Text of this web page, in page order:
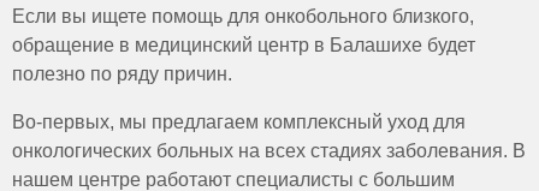
Если вы ищете помощь для онкобольного близкого,
обращение в медицинский центр в Балашихе будет
полезно по ряду причин.
Во-первых, мы предлагаем комплексный уход для
онкологических больных на всех стадиях заболевания. В
нашем центре работают специалисты с большим